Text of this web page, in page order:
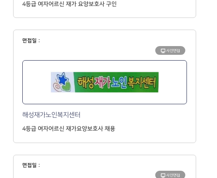
4등급 여자어르신 재가 요양보호사 구인
면접일 :
사전면접
해성재가노인복지센터
4등급 여자어르신 재가요양보호사 채용
면접일 :
사전면접